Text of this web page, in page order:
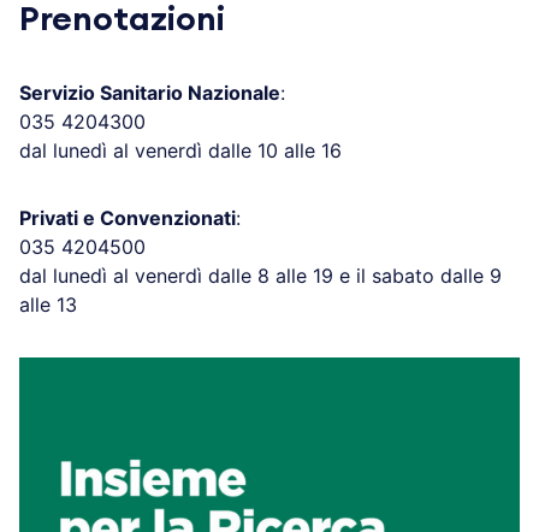
Prenotazioni
Servizio Sanitario Nazionale:
035 4204300
dal lunedì al venerdì dalle 10 alle 16
Privati e Convenzionati:
035 4204500
dal lunedì al venerdì dalle 8 alle 19 e il sabato dalle 9
alle 13